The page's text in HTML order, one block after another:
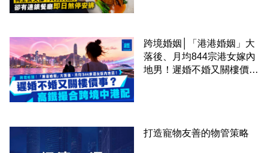
跨境婚姻│「港港婚姻」大
落後、月均844宗港女嫁內
地男！遲婚不婚又關樓價
打造寵物友善的物管策略